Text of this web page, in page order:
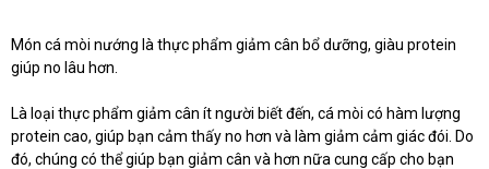
Món cá mòi nướng là thực phẩm giảm cân bổ dưỡng, giàu protein
giúp no lâu hơn.
Là loại thực phẩm giảm cân ít người biết đến, cá mòi có hàm lượng
protein cao, giúp bạn cảm thấy no hơn và làm giảm cảm giác đói. Do
đó, chúng có thể giúp bạn giảm cân và hơn nữa cung cấp cho bạn